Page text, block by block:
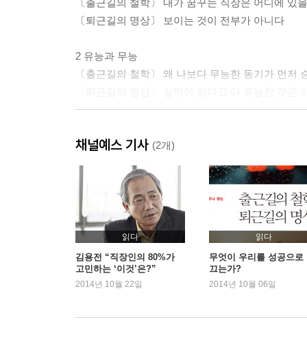
〔출근길의 철학〕 내가 꿈꾸는 직장은 어디에 있
〔퇴근길의 명상〕 보이는 것이 전부가 아니다
2 유능과 무능
〔출근길의 철학〕 왜 나보다 무능한 동기가 먼저
〔출근길의 철학〕 아무리 힘들어도 계속 다녀야
〔퇴근길의 명상〕 세컨드 윈드를 반겨라
4 보람과 보상
[출근길의 철학] 어찌 나한테 이럴 수 있는가?
[퇴근길의 명상] 베풀되 베푼다는 생각을 버리면 편
5 위기와 기회
〔출근길의 철학〕 위기는 피하고 봐야 하는가?
채널예스 기사 (2개)
읽다
김용전 “직장인의 80%가
고민하는 ‘이것’은?”
2014년 10월 22일
읽다
무엇이 우리를 성공으로
끄는가?
2014년 10월 06일